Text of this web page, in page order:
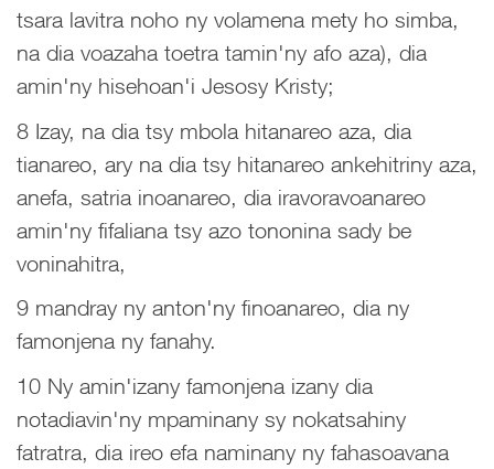
tsara lavitra noho ny volamena mety ho simba,
na dia voazaha toetra tamin'ny afo aza), dia
amin'ny hisehoan'i Jesosy Kristy;
8 Izay, na dia tsy mbola hitanareo aza, dia
tianareo, ary na dia tsy hitanareo ankehitriny aza,
anefa, satria inoanareo, dia iravoravoanareo
amin'ny fifaliana tsy azo tononina sady be
voninahitra,
9 mandray ny anton'ny finoanareo, dia ny
famonjena ny fanahy.
10 Ny amin'izany famonjena izany dia
notadiavin'ny mpaminany sy nokatsahiny
fatratra, dia ireo efa naminany ny fahasoavana